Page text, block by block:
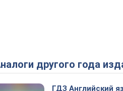
Аналоги другого года
ГДЗ Английский